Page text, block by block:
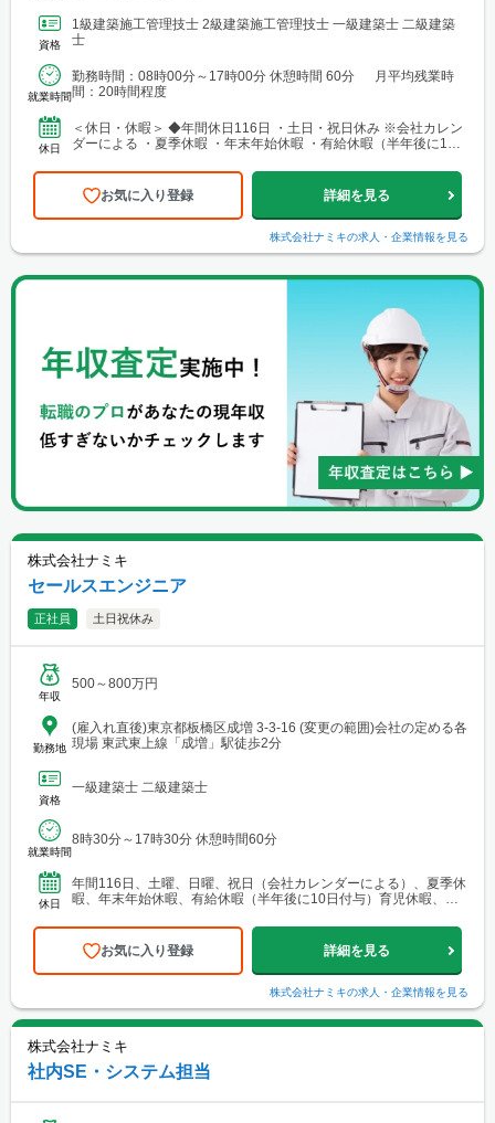
資格
1級建築施工管理技士 2級建築施工管理技士 一級建築士 二級建築
士
就業時間
勤務時間：08時00分～17時00分 休憩時間 60分 月平均残業時
間：20時間程度
休日
＜休日・休暇＞ ◆年間休日116日 ・土日・祝日休み ※会社カレン
ダーによる ・夏季休暇 ・年末年始休暇 ・有給休暇（半年後に10
お気に入り登録 詳細を見る
株式会社ナミキの求人・企業情報を見る
株式会社ナミキ
セールスエンジニア
正社員 土日祝休み
年収
500～800万円
勤務地
(雇入れ直後)東京都板橋区成増 3-3-16 (変更の範囲)会社の定める各
現場 東武東上線「成増」駅徒歩2分
資格
一級建築士 二級建築士
就業時間
8時30分～17時30分 休憩時間60分
休日
年間116日、土曜、日曜、祝日（会社カレンダーによる）、夏季休
暇、年末年始休暇、有給休暇（半年後に10日付与）育児休暇、産
お気に入り登録 詳細を見る
株式会社ナミキの求人・企業情報を見る
株式会社ナミキ
社内SE・システム担当